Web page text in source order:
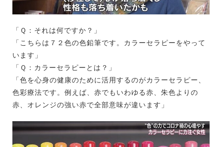
「Ｑ：それは何ですか？」
「こちらは７２色の色鉛筆です。カラーセラピーをやって
います」
「Ｑ：カラーセラピーとは？」
「色を心身の健康のために活用するのがカラーセラピー、
色彩療法です。例えば、赤でもいわゆる赤、朱色よりの
赤、オレンジの強い赤で全部意味が違います」